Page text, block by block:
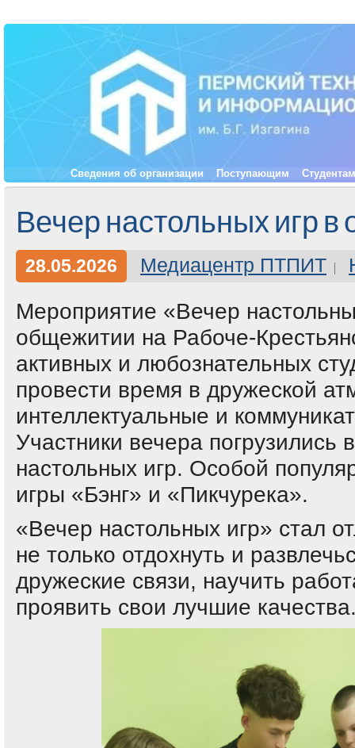
Сведения об организации Поступающим Студентам
Вечер настольных игр
28.05.2026 Медиацентр ПТПИТ
Мероприятие «Вечер
общежитии на Рабоче-
активных и любознательных
провести время в дружеской
интеллектуальные и
Участники вечера погрузились
настольных игр. Особой
игры «Бэнг» и «Пикчурека».
«Вечер настольных игр» стал
не только отдохнуть и
дружеские связи, научить
проявить свои лучшие